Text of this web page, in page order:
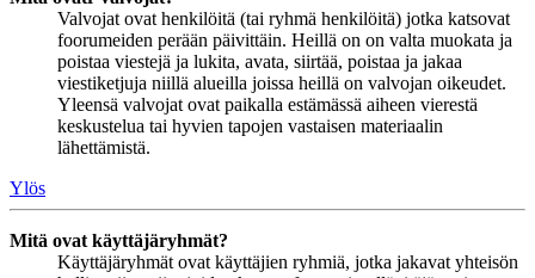
Valvojat ovat henkilöitä (tai ryhmä henkilöitä) jotka katsovat
foorumeiden perään päivittäin. Heillä on on valta muokata ja
poistaa viestejä ja lukita, avata, siirtää, poistaa ja jakaa
viestiketjuja niillä alueilla joissa heillä on valvojan oikeudet.
Yleensä valvojat ovat paikalla estämässä aiheen vierestä
keskustelua tai hyvien tapojen vastaisen materiaalin
lähettämistä.
Ylös
Mitä ovat käyttäjäryhmät?
Käyttäjäryhmät ovat käyttäjien ryhmiä, jotka jakavat yhteisön